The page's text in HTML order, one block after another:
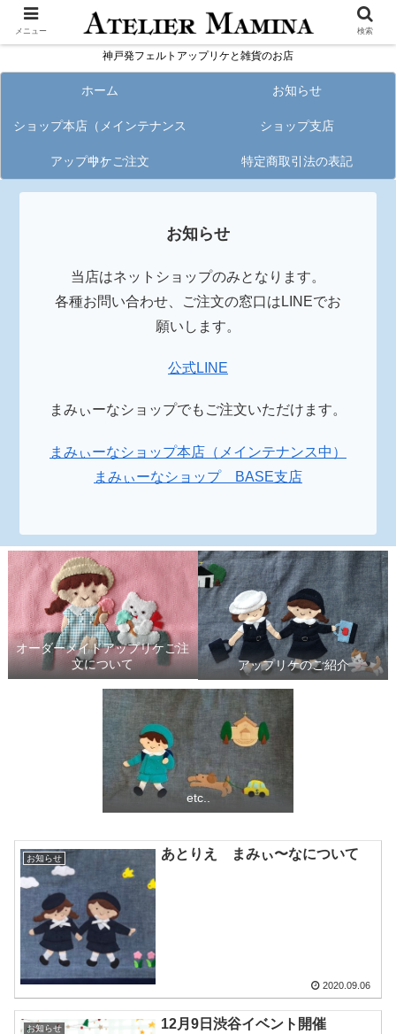
神戸発フェルトアップリケと雑貨のお店
ホーム お知らせ
ショップ本店（メインテナンス
中）
ショップ支店
アップリケご注文 特定商取引法の表記
お知らせ
当店はネットショップのみとなります。
各種お問い合わせ、ご注文の窓口はLINEでお
願いします。
公式LINE
まみぃーなショップでもご注文いただけます。
まみぃーなショップ本店（メインテナンス中）
まみぃーなショップ BASE支店
オーダーメイドアップリケご注
文について
アップリケのご紹介
etc..
お知らせ あとりえ まみぃ〜なについて
2020.09.06
お知らせ 12月9日渋谷イベント開催
メニュー 検索